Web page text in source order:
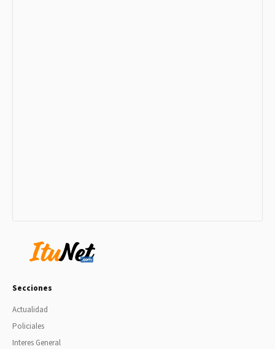
Secciones
Actualidad
Policiales
Interes General